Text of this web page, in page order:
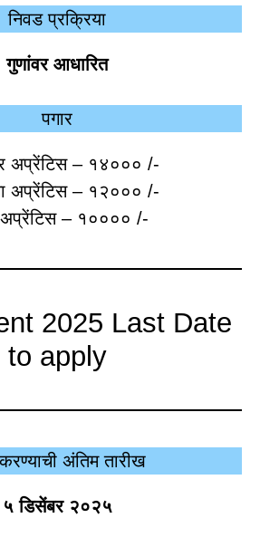
निवड प्रक्रिया
गुणांवर आधारित
पगार
अप्रेंटिस – १४००० /-
अप्रेंटिस – १२००० /-
– १०००० /-
2025 Last Date
to apply
अंतिम तारीख
५ डिसेंबर २०२५